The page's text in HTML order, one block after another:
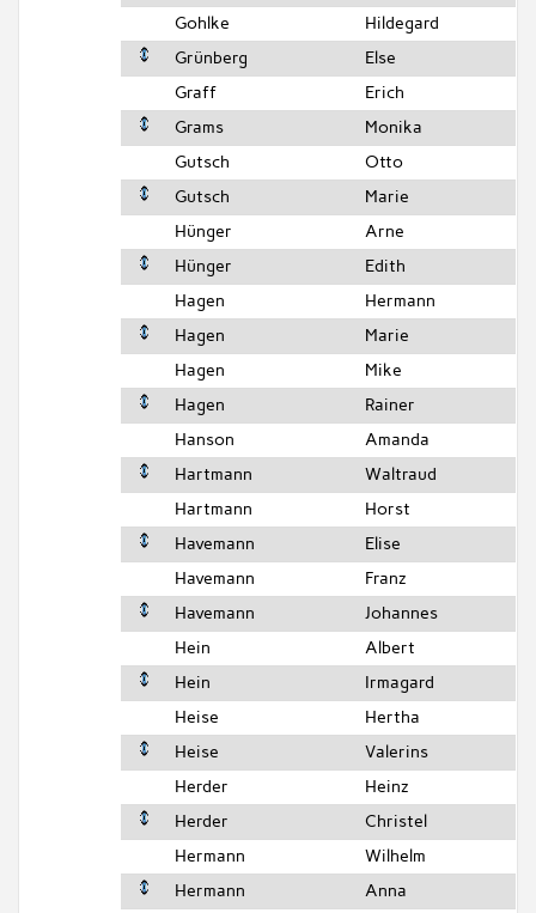
Gohlke
Hildegard
Grünberg
Else
Graff
Erich
Grams
Monika
Gutsch
Otto
Gutsch
Marie
Hünger
Arne
Hünger
Edith
Hagen
Hermann
Hagen
Marie
Hagen
Mike
Hagen
Rainer
Hanson
Amanda
Hartmann
Waltraud
Hartmann
Horst
Havemann
Elise
Havemann
Franz
Havemann
Johannes
Hein
Albert
Hein
Irmagard
Heise
Hertha
Heise
Valerins
Herder
Heinz
Herder
Christel
Hermann
Wilhelm
Hermann
Anna